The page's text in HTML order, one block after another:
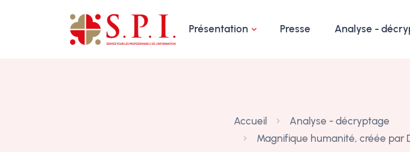
Présentation
Presse Analyse -
Accueil
Analyse - décryptage
Magnifique humanité, créée par